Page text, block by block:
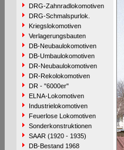
DRG-Zahnradlokomotiven
DRG-Schmalspurlok.
Kriegslokomotiven
Verlagerungsbauten
DB-Neubaulokomotiven
DB-Umbaulokomotiven
DR-Neubaulokomotiven
DR-Rekolokomotiven
DR - "6000er"
ELNA-Lokomotiven
Industrielokomotiven
Feuerlose Lokomotiven
Sonderkonstruktionen
SAAR (1920 - 1935)
DB-Bestand 1968